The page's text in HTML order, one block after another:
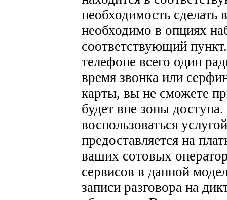
необходимость сделать
необходимо в опциях
соответствующий
телефоне всего один
время звонка или
карты, вы не сможете
будет вне зоны
воспользоваться
предоставляется на
ваших сотовых
сервисов в данной
записи разговора на